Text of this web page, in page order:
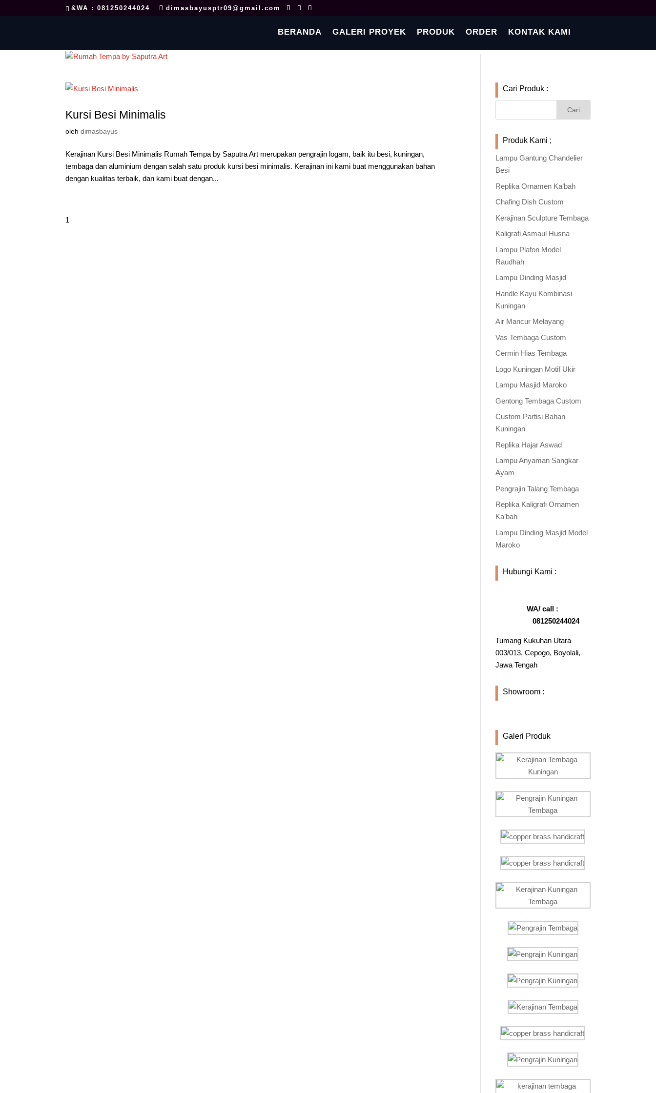
&WA : 081250244024 dimasbayusptr09@gmail.com
BERANDA GALERI PROYEK PRODUK ORDER KONTAK KAMI
Kursi Besi Minimalis
olehdimasbayus
Kerajinan Kursi Besi Minimalis Rumah Tempa by Saputra Art merupakan pengrajin logam, baik itu besi, kuningan,
tembaga dan aluminium dengan salah satu produk kursi besi minimalis. Kerajinan ini kami buat menggunakan bahan
dengan kualitas terbaik, dan kami buat dengan...
1
Cari Produk :
Produk Kami ;
Lampu Gantung Chandelier
Besi
Replika Ornamen Ka’bah
Chafing Dish Custom
Kerajinan Sculpture Tembaga
Kaligrafi Asmaul Husna
Lampu Plafon Model
Raudhah
Lampu Dinding Masjid
Handle Kayu Kombinasi
Kuningan
Air Mancur Melayang
Vas Tembaga Custom
Cermin Hias Tembaga
Logo Kuningan Motif Ukir
Lampu Masjid Maroko
Gentong Tembaga Custom
Custom Partisi Bahan
Kuningan
Replika Hajar Aswad
Lampu Anyaman Sangkar
Ayam
Pengrajin Talang Tembaga
Replika Kaligrafi Ornamen
Ka’bah
Lampu Dinding Masjid Model
Maroko
Hubungi Kami :
WA/ call :
081250244024
Tumang Kukuhan Utara
003/013, Cepogo, Boyolali,
Jawa Tengah
Showroom :
Galeri Produk